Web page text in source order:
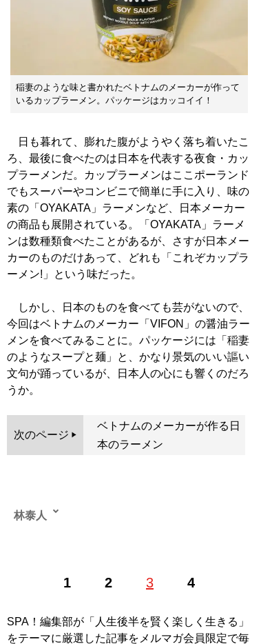
稲妻のような味と書かれたベトナムのメーカーが作って
いるカップラーメン。パッケージはカッコイイ！
日も暮れて、膨れた腹がようやく落ち着いたこ
ろ、最後に食べたのは日本を代表する夜食・カッ
プラーメンだ。カップラーメンはここポーランド
でもスーパーやコンビニで簡単に手に入り、味の
素の「OYAKATA」ラーメンなど、日本メーカー
の商品も展開されている。「OYAKATA」ラーメ
ンは数種類食べたことがあるが、さすが日本メー
カーのものだけあって、どれも「これぞカップラ
ーメン!」という味だった。
しかし、日本のものを食べても芸がないので、
今回はベトナムのメーカー「VIFON」の醤油ラー
メンを食べてみることに。パッケージには「稲妻
のようなスープと麺」と、かなり景気のいい謳い
文句が踊っているが、日本人の心にも響くのだろ
うか。
次のページ
ベトナムのメーカーが作る日
本のラーメン
1 2 3 4
林泰人
つ。日本語、英語、ポーランド語のトライリンガルで西
記事一覧へ
SPA！編集部が「人生後半を賢く楽しく生きる」
をテーマに厳選した記事をメルマガ会員限定で毎